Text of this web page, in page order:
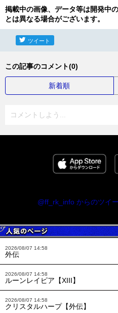
掲載中の画像、データ等は開発中
とは異なる場合がございます。
ツイート
この記事のコメント(0)
新着順
コメントしよう...
@ff_rk_info からのツイ
2026/08/07 14:58
外伝
2026/08/07 14:58
ルーンレイピア【XIII】
2026/08/07 14:58
クリスタルハープ【外伝】